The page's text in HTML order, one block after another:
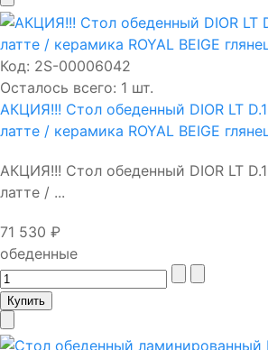
Код: 2S-00006042
Осталось всего: 1 шт.
АКЦИЯ!!! Стол обеденный DIOR LT
латте / керамика ROYAL BEIGE
АКЦИЯ!!! Стол обеденный DIOR LT
латте / ...
71 530 ₽
обеденные